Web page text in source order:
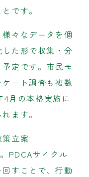
です。
々なデータを個
た形で収集・分
定です。市民モ
ート調査も複数
月の本格実施に
ます。
立案
PDCAサイクル
回すことで、行動